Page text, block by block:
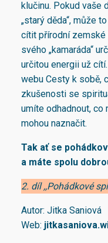
klučinu. Pokud vaše
„starý děda“, může
cítit přírodní
svého „kamaráda“
určitou energii už
webu Cesty k sobě,
zkušenosti se
umíte odhadnout, co
mohou naznačit.
Tak ať se
a máte spolu
2. díl ,,Pohádkové
Autor: Jitka Saniová
Web: